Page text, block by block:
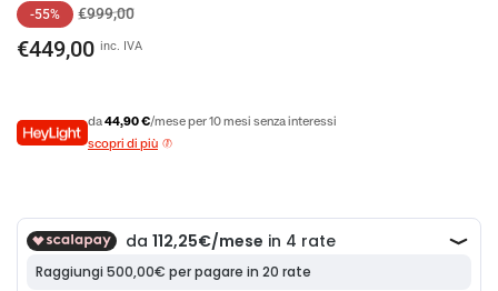
Prezzo
di
-55% €999,00Prezzo
scontato
€449,00 inc. IVA
da44,90 €/mese per 10 mesi senza interessi
scopri di più